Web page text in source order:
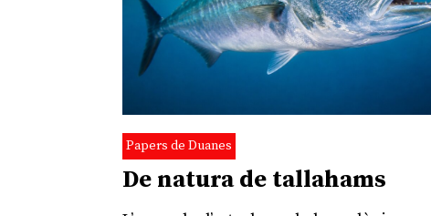
Papers de Duanes
De natura de tallahams